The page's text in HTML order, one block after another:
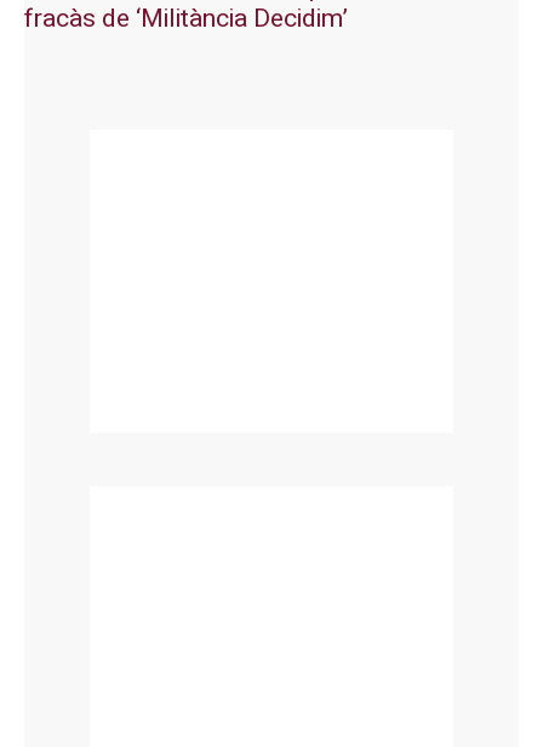
fracàs de ‘Militància Decidim’